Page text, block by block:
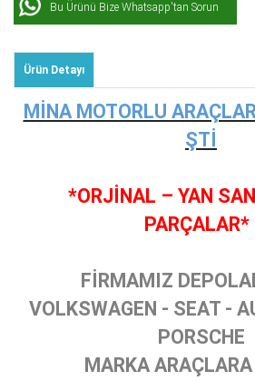
Bu Ürünü Bize Whatsapp'tan Sorun
Ürün Detayı
MİNA MOTORLU
ŞTİ
*ORJİNAL – YAN
PARÇALAR*
FİRMAMIZ
VOLKSWAGEN - SEAT -
PORSCHE
MARKA